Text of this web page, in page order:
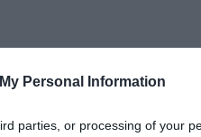
Personal Information
parties, or processing of your